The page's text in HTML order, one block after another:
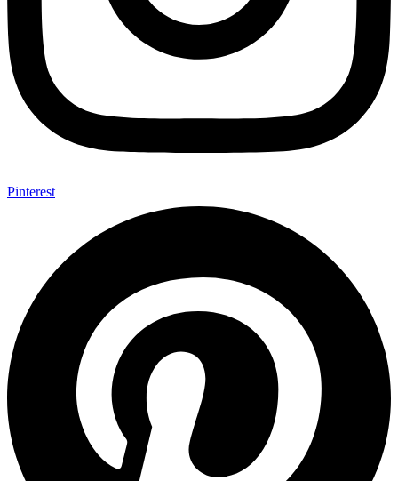
Pinterest